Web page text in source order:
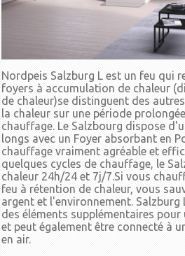
Nordpeis Salzburg L est un feu qui
foyers à accumulation de chaleur
de chaleur)se distinguent des
la chaleur sur une période
chauffage. Le Salzbourg dispose
longs avec un Foyer absorbant en
chauffage vraiment agréable et
quelques cycles de chauffage, le
chaleur 24h/24 et 7j/7.Si vous
feu à rétention de chaleur, vous
argent et l'environnement. Salzburg
des éléments supplémentaires pour
et peut également être connecté à
en air.